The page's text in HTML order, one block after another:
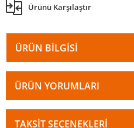
Ürünü Karşılaştır
ÜRÜN BILGISI
ÜRÜN YORUMLARI
TAKSIT SEÇENEKLERI